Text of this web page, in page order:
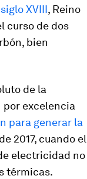
XVIII, Reino
curso de dos
bien
de la
excelencia
para generar la
2017, cuando el
electricidad no
térmicas.